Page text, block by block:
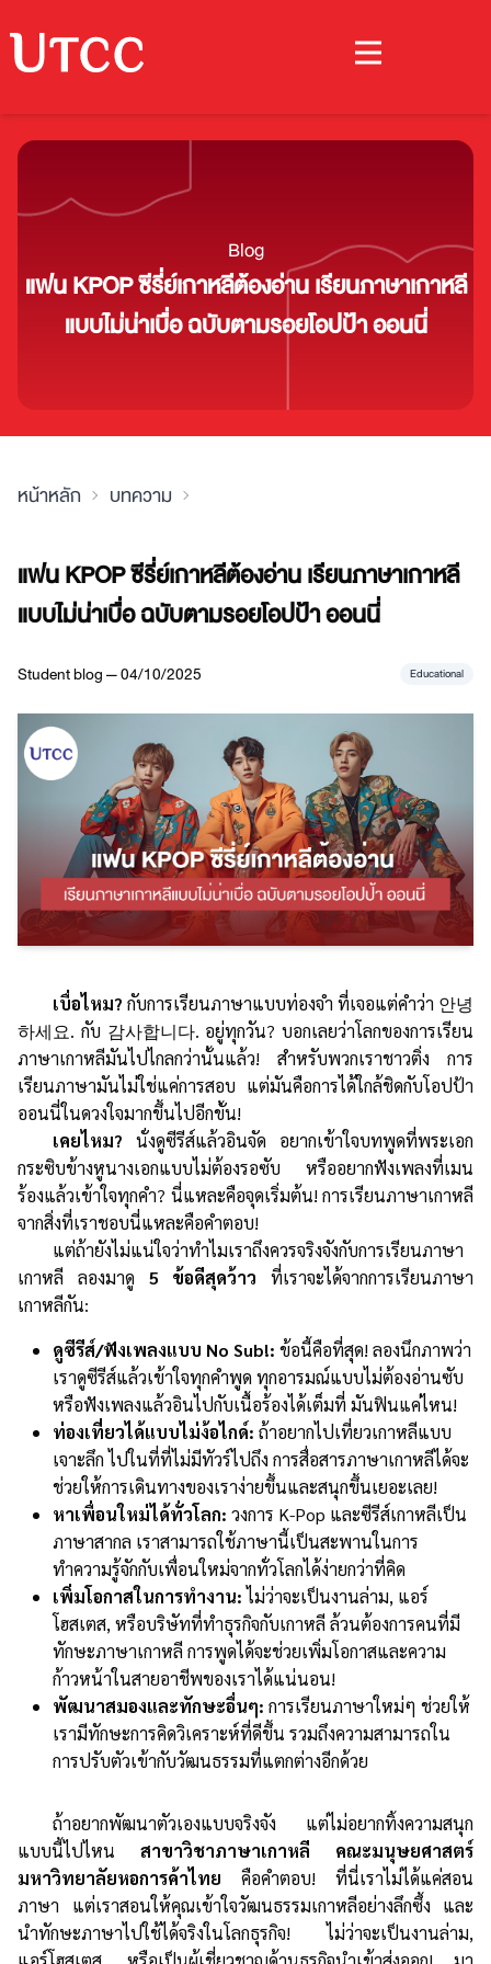
Blog
แฟน KPOP ซีรี่ย์เกาหลีต้องอ่าน เรียนภาษาเกาหลี
แบบไม่น่าเบื่อ ฉบับตามรอยโอปป้า ออนนี่
หน้าหลัก บทความ
แฟน KPOP ซีรี่ย์เกาหลีต้องอ่าน เรียนภาษาเกาหลี
แบบไม่น่าเบื่อ ฉบับตามรอยโอปป้า ออนนี่
Student blog — 04/10/2025 Educational
เบื่อไหม? กับการเรียนภาษาแบบท่องจำ ที่เจอแต่คำว่า 안녕
하세요. กับ 감사합니다. อยู่ทุกวัน? บอกเลยว่าโลกของการเรียน
ภาษาเกาหลีมันไปไกลกว่านั้นแล้ว! สำหรับพวกเราชาวติ่ง การ
เรียนภาษามันไม่ใช่แค่การสอบ แต่มันคือการได้ใกล้ชิดกับโอปป้า
ออนนี่ในดวงใจมากขึ้นไปอีกขั้น!
เคยไหม? นั่งดูซีรีส์แล้วอินจัด อยากเข้าใจบทพูดที่พระเอก
กระซิบข้างหูนางเอกแบบไม่ต้องรอซับ หรืออยากฟังเพลงที่เมน
ร้องแล้วเข้าใจทุกคำ? นี่แหละคือจุดเริ่มต้น! การเรียนภาษาเกาหลี
จากสิ่งที่เราชอบนี่แหละคือคำตอบ!
แต่ถ้ายังไม่แน่ใจว่าทำไมเราถึงควรจริงจังกับการเรียนภาษา
เกาหลี ลองมาดู 5 ข้อดีสุดว้าว ที่เราจะได้จากการเรียนภาษา
เกาหลีกัน:
ดูซีรีส์/ฟังเพลงแบบ No Sub!: ข้อนี้คือที่สุด! ลองนึกภาพว่า
เราดูซีรีส์แล้วเข้าใจทุกคำพูด ทุกอารมณ์แบบไม่ต้องอ่านซับ
หรือฟังเพลงแล้วอินไปกับเนื้อร้องได้เต็มที่ มันฟินแค่ไหน!
ท่องเที่ยวได้แบบไม่ง้อไกด์: ถ้าอยากไปเที่ยวเกาหลีแบบ
เจาะลึก ไปในที่ที่ไม่มีทัวร์ไปถึง การสื่อสารภาษาเกาหลีได้จะ
ช่วยให้การเดินทางของเราง่ายขึ้นและสนุกขึ้นเยอะเลย!
หาเพื่อนใหม่ได้ทั่วโลก: วงการ K-Pop และซีรีส์เกาหลีเป็น
ภาษาสากล เราสามารถใช้ภาษานี้เป็นสะพานในการ
ทำความรู้จักกับเพื่อนใหม่จากทั่วโลกได้ง่ายกว่าที่คิด
เพิ่มโอกาสในการทำงาน:ไม่ว่าจะเป็นงานล่าม, แอร์
โฮสเตส, หรือบริษัทที่ทำธุรกิจกับเกาหลี ล้วนต้องการคนที่มี
ทักษะภาษาเกาหลี การพูดได้จะช่วยเพิ่มโอกาสและความ
ก้าวหน้าในสายอาชีพของเราได้แน่นอน!
พัฒนาสมองและทักษะอื่นๆ: การเรียนภาษาใหม่ๆ ช่วยให้
เรามีทักษะการคิดวิเคราะห์ที่ดีขึ้น รวมถึงความสามารถใน
การปรับตัวเข้ากับวัฒนธรรมที่แตกต่างอีกด้วย
ถ้าอยากพัฒนาตัวเองแบบจริงจัง แต่ไม่อยากทิ้งความสนุก
แบบนี้ไปไหน สาขาวิชาภาษาเกาหลี คณะมนุษยศาสตร์
มหาวิทยาลัยหอการค้าไทย คือคำตอบ! ที่นี่เราไม่ได้แค่สอน
ภาษา แต่เราสอนให้คุณเข้าใจวัฒนธรรมเกาหลีอย่างลึกซึ้ง และ
นำทักษะภาษาไปใช้ได้จริงในโลกธุรกิจ! ไม่ว่าจะเป็นงานล่าม,